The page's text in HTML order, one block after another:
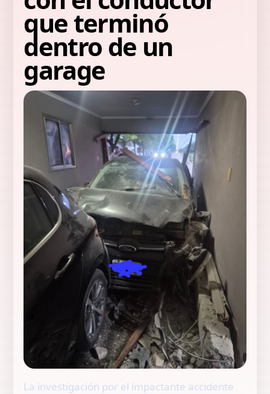
que terminó
dentro de un
garage
La investigación por el impactante accidente